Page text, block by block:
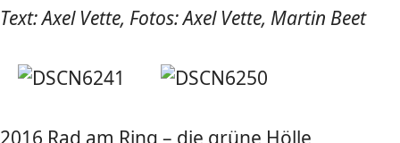
Text: Axel Vette, Fotos: Axel Vette, Martin Beet
2016 Rad am Ring – die grüne Hölle